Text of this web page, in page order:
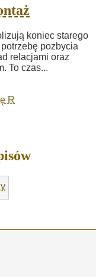
koniec starego
pozbycia
relacjami oraz
To czas...
R